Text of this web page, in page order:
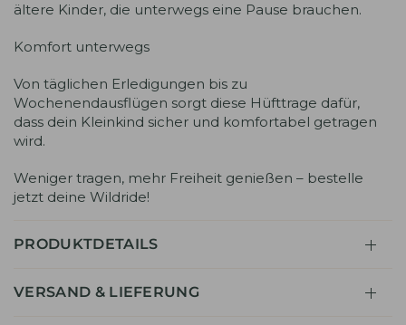
ältere Kinder, die unterwegs eine Pause brauchen.
Komfort unterwegs
Von täglichen Erledigungen bis zu
Wochenendausflügen sorgt diese Hüfttrage dafür,
dass dein Kleinkind sicher und komfortabel getragen
wird.
Weniger tragen, mehr Freiheit genießen – bestelle
jetzt deine Wildride!
PRODUKTDETAILS
VERSAND & LIEFERUNG